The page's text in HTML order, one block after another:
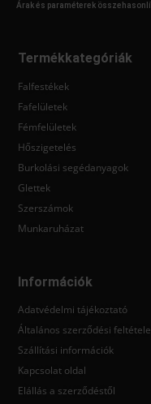
Árak és paraméterek
Termékkategóriák
Falfestékek
Fafelületek
Fémfelületek
Hőszigetelés
Burkolási segédanyagok
Glettek
Szerszámok
Munkaruházat
Információk
Adatvédelmi tájékoztató
Általános szerződési
Szállítási információk
Kapcsolat oldal
Elállás a szerződéstől